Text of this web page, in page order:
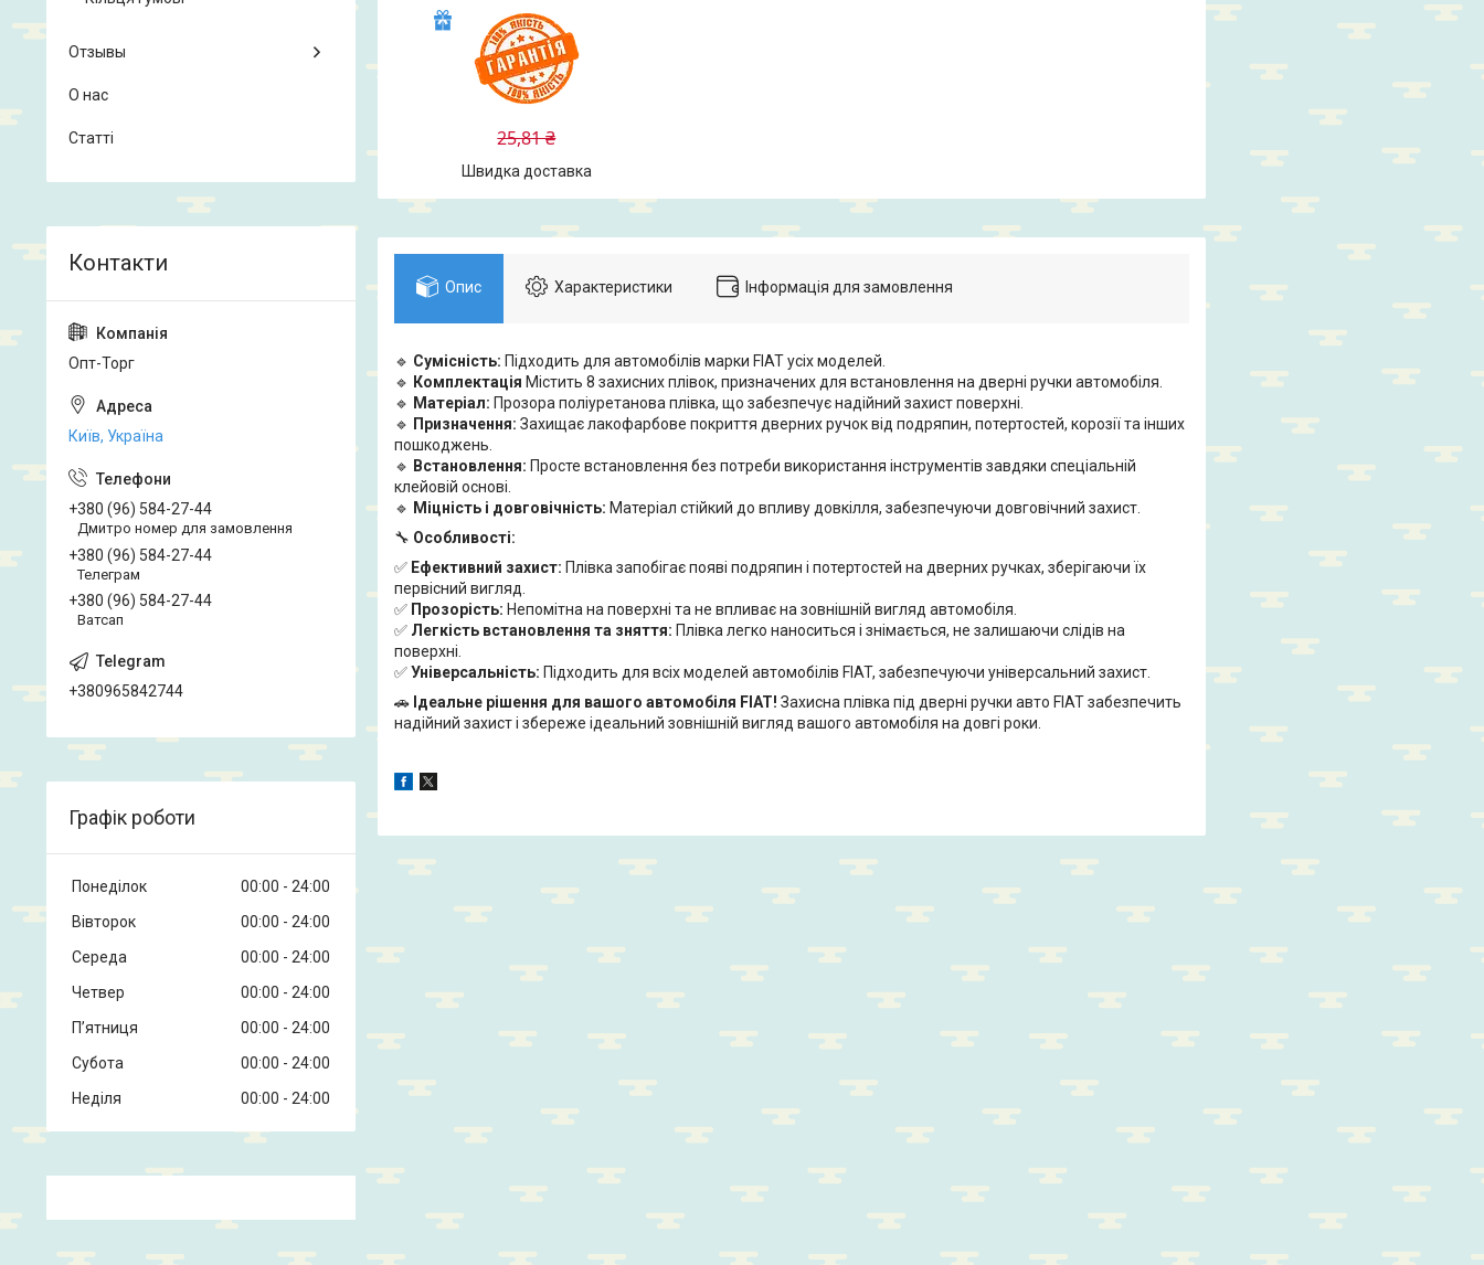
25,81 ₴
Швидка доставка
Опис Характеристики Інформація для замовлення
🔹 Сумісність: Підходить для автомобілів марки FIAT усіх моделей.
🔹 Комплектація Містить 8 захисних плівок, призначених для встановлення на дверні ручки автомобіля.
🔹 Матеріал: Прозора поліуретанова плівка, що забезпечує надійний захист поверхні.
🔹 Призначення: Захищає лакофарбове покриття дверних ручок від подряпин, потертостей, корозії та інших
пошкоджень.
🔹 Встановлення: Просте встановлення без потреби використання інструментів завдяки спеціальній
клейовій основі.
🔹 Міцність і довговічність: Матеріал стійкий до впливу довкілля, забезпечуючи довговічний захист.
🔧 Особливості:
✅ Ефективний захист: Плівка запобігає появі подряпин і потертостей на дверних ручках, зберігаючи їх
первісний вигляд.
✅ Прозорість: Непомітна на поверхні та не впливає на зовнішній вигляд автомобіля.
✅ Легкість встановлення та зняття: Плівка легко наноситься і знімається, не залишаючи слідів на
поверхні.
✅Універсальність: Підходить для всіх моделей автомобілів FIAT, забезпечуючи універсальний захист.
🚗 Ідеальне рішення для вашого автомобіля FIAT! Захисна плівка під дверні ручки авто FIAT забезпечить
надійний захист і збереже ідеальний зовнішній вигляд вашого автомобіля на довгі роки.
Отзывы
О нас
Статті
Опт-Торг
Київ, Україна
+380 (96) 584-27-44
Дмитро номер для замовлення
+380 (96) 584-27-44
Телеграм
+380 (96) 584-27-44
Ватсап
+380965842744
Графік роботи
Понеділок 00:00
24:00
Вівторок
00:00
24:00
Середа
00:00
24:00
Четвер
00:00
24:00
Пʼятниця
00:00
24:00
Субота
00:00
24:00
Неділя
00:00 24:00